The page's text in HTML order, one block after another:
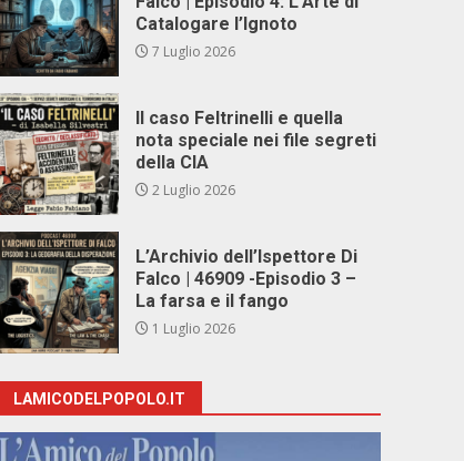
Catalogare l’Ignoto
7 Luglio 2026
Il caso Feltrinelli e quella
nota speciale nei file segreti
della CIA
2 Luglio 2026
L’Archivio dell’Ispettore Di
Falco | 46909 -Episodio 3 –
La farsa e il fango
1 Luglio 2026
LAMICODELPOPOLO.IT